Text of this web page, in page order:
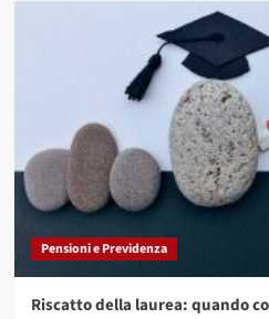
Pensioni e Previdenza
Riscatto della laurea: quando